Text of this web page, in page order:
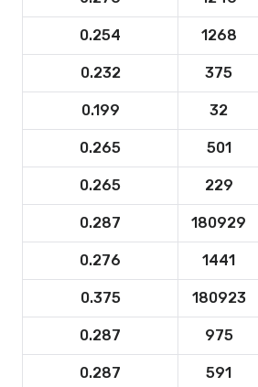
1268
0.254
375
0.232
32
0.199
501
0.265
229
0.265
180929
0.287
1441
0.276
180923
0.375
975
0.287
591
0.287